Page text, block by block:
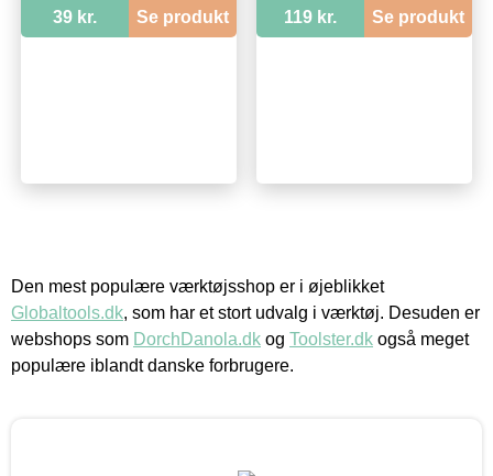
39 kr. Se produkt 119 kr. Se produkt
Den mest populære værktøjsshop er i øjeblikket
Globaltools.dk, som har et stort udvalg i værktøj. Desuden er
webshops som DorchDanola.dk og Toolster.dk også meget
populære iblandt danske forbrugere.